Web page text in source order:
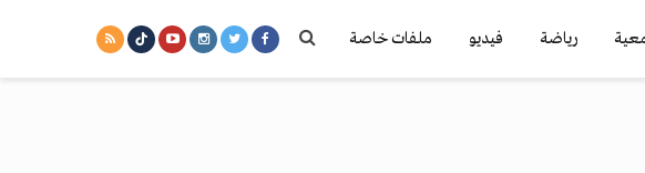
رياضة فيديو ملفات خاصة